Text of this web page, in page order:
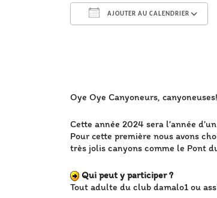
AJOUTER AU CALENDRIER
Oye Oye Canyoneurs, canyoneuses!
Cette année 2024 sera l’année d’un
Pour cette première nous avons
très jolis canyons comme le Pont
Qui peut y participer ?
Tout adulte du club damalo1 ou